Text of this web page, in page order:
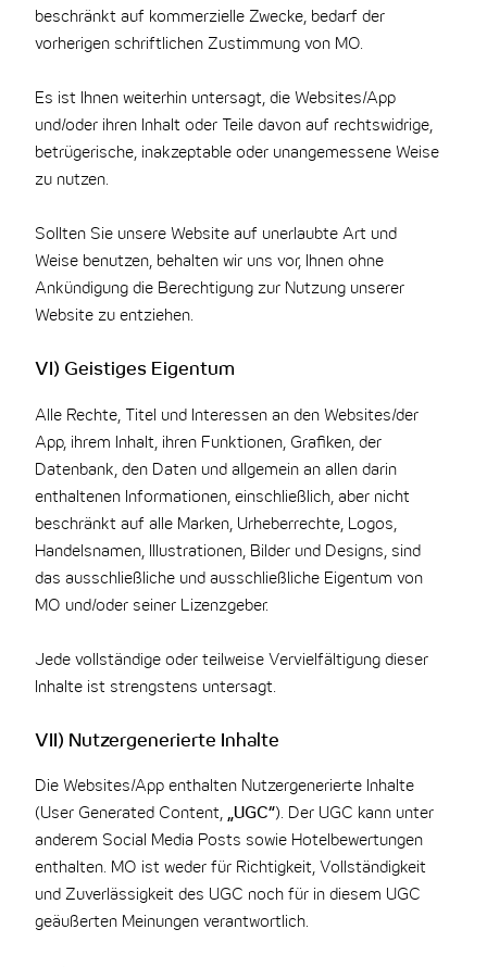
beschränkt auf kommerzielle Zwecke, bedarf der
vorherigen schriftlichen Zustimmung von MO.
Es ist Ihnen weiterhin untersagt, die Websites/App
und/oder ihren Inhalt oder Teile davon auf rechtswidrige,
betrügerische, inakzeptable oder unangemessene Weise
zu nutzen.
Sollten Sie unsere Website auf unerlaubte Art und
Weise benutzen, behalten wir uns vor, Ihnen ohne
Ankündigung die Berechtigung zur Nutzung unserer
Website zu entziehen.
VI) Geistiges Eigentum
Alle Rechte, Titel und Interessen an den Websites/der
App, ihrem Inhalt, ihren Funktionen, Grafiken, der
Datenbank, den Daten und allgemein an allen darin
enthaltenen Informationen, einschließlich, aber nicht
beschränkt auf alle Marken, Urheberrechte, Logos,
Handelsnamen, Illustrationen, Bilder und Designs, sind
das ausschließliche und ausschließliche Eigentum von
MO und/oder seiner Lizenzgeber.
Jede vollständige oder teilweise Vervielfältigung dieser
Inhalte ist strengstens untersagt.
VII) Nutzergenerierte Inhalte
Die Websites/App enthalten Nutzergenerierte Inhalte
(User Generated Content, „UGC“ ). Der UGC kann unter
anderem Social Media Posts sowie Hotelbewertungen
enthalten. MO ist weder für Richtigkeit, Vollständigkeit
und Zuverlässigkeit des UGC noch für in diesem UGC
geäußerten Meinungen verantwortlich.